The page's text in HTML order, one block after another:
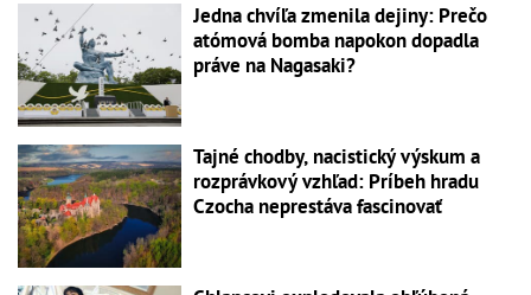
Jedna chvíľa zmenila dejiny: Prečo
atómová bomba napokon dopadla
práve na Nagasaki?
Tajné chodby, nacistický výskum a
rozprávkový vzhľad: Príbeh hradu
Czocha neprestáva fascinovať